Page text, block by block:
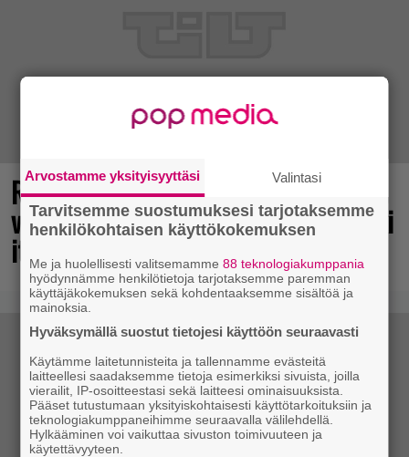
Rakastettu julkaisija täyttää 40
vuotta, valtavat alet käynnissä – hanki
itsellesi klassikoita pikkurahalla
Arvostamme yksityisyyttäsi Valintasi
Tarvitsemme suostumuksesi tarjotaksemme
henkilökohtaisen käyttökokemuksen
Me ja huolellisesti valitsemamme88 teknologiakumppania
hyödynnämme henkilötietoja tarjotaksemme paremman
käyttäjäkokemuksen sekä kohdentaaksemme sisältöä ja
mainoksia.
Hyväksymällä suostut tietojesi käyttöön seuraavasti
Käytämme laitetunnisteita ja tallennamme evästeitä
laitteellesi saadaksemme tietoja esimerkiksi sivuista, joilla
vierailit, IP-osoitteestasi sekä laitteesi ominaisuuksista.
Pääset tutustumaan yksityiskohtaisesti käyttötarkoituksiin ja
teknologiakumppaneihimme seuraavalla välilehdellä.
Hylkääminen voi vaikuttaa sivuston toimivuuteen ja
käytettävyyteen.